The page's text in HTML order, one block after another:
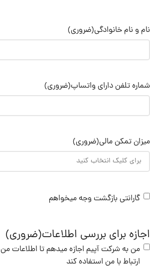
نام و نام خانوادگی(ضروری)
شماره تلفن دارای واتساپ(ضروری)
میزان تمکن مالی(ضروری)
گارانتی بازگشت وجه میخواهم
اجازه برای بررسی اطلاعات(ضروری)
من به شرکت آپیم اجازه میدهم تا اطلاعات من
ارتباط با من استفاده کند